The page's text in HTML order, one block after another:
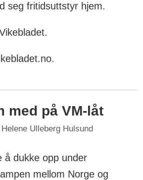
seg fritidsuttstyr hjem.
med på VM-låt
Helene Ulleberg Hulsund
å dukke opp under
mellom Norge og